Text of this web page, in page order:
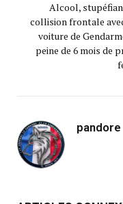
Alcool,
collision frontale
voiture de
peine de 6 mois de
pandore